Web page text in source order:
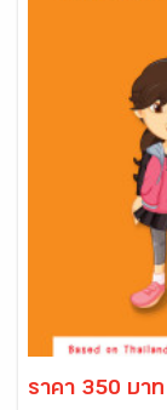
ราคา 350 บาท